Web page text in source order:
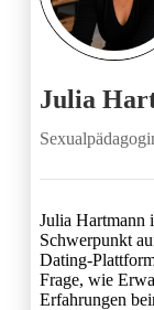
Julia
Julia Hartmann
Schwerpunkt
Dating-
Frage, wie
Erfahrungen